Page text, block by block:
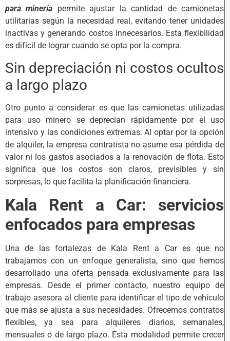
para minería permite ajustar la cantidad de camionetas
utilitarias según la necesidad real, evitando tener unidades
inactivas y generando costos innecesarios. Esta flexibilidad
es difícil de lograr cuando se opta por la compra.
Sin depreciación ni costos ocultos
a largo plazo
Otro punto a considerar es que las camionetas utilizadas
para uso minero se deprecian rápidamente por el uso
intensivo y las condiciones extremas. Al optar por la opción
de alquiler, la empresa contratista no asume esa pérdida de
valor ni los gastos asociados a la renovación de flota. Esto
significa que los costos son claros, previsibles y sin
sorpresas, lo que facilita la planificación financiera.
Kala Rent a Car: servicios
enfocados para empresas
Una de las fortalezas de Kala Rent a Car es que no
trabajamos con un enfoque generalista, sino que hemos
desarrollado una oferta pensada exclusivamente para las
empresas. Desde el primer contacto, nuestro equipo de
trabajo asesora al cliente para identificar el tipo de vehículo
que más se ajusta a sus necesidades. Ofrecemos contratos
flexibles, ya sea para alquileres diarios, semanales,
mensuales o de largo plazo. Esta modalidad permite crecer